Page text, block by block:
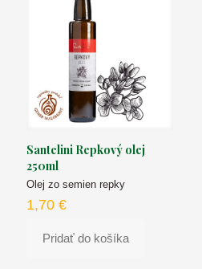
Santelini Repkový olej
250ml
Olej zo semien repky
1,70 €
Pridať do košíka